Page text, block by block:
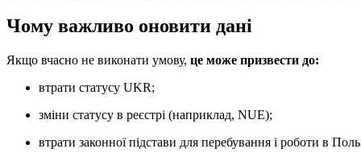
Чому важливо оновити дані
Якщо вчасно не виконати умову, це може призвести до:
втрати статусу UKR;
зміни статусу в реєстрі (наприклад, NUE);
втрати законної підстави для перебування і роботи в